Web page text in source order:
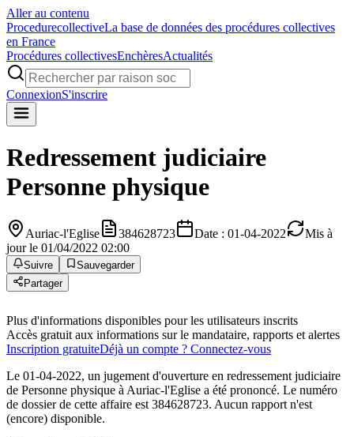
Aller au contenu
ProcedurecollectiveLa base de données des procédures collectives
en France
Procédures collectivesEnchèresActualités
ConnexionS'inscrire
Redressement judiciaire
Personne physique
Auriac-l'Eglise 384628723 Date : 01-04-2022
Mis à
jour le 01/04/2022 02:00
Suivre
Sauvegarder
Partager
Plus d'informations disponibles pour les utilisateurs inscrits
Accès gratuit aux informations sur le mandataire, rapports et alertes
Inscription gratuiteDéjà un compte ? Connectez-vous
Le 01-04-2022, un jugement d'ouverture en redressement judiciaire
de Personne physique à Auriac-l'Eglise a été prononcé. Le numéro
de dossier de cette affaire est 384628723. Aucun rapport n'est
(encore) disponible.